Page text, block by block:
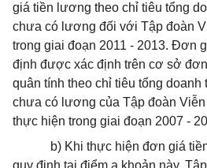
giá tiền lương theo chỉ tiêu tổng
chưa có lương đối với Tập đoàn
trong giai đoạn 2011 - 2013. Đơn
định được xác định trên cơ sở
quân tính theo chỉ tiêu tổng doanh
chưa có lương của Tập đoàn
thực hiện trong giai đoạn 2007 -
b) Khi thực hiện đơn giá
quy định tại điểm a khoản này,